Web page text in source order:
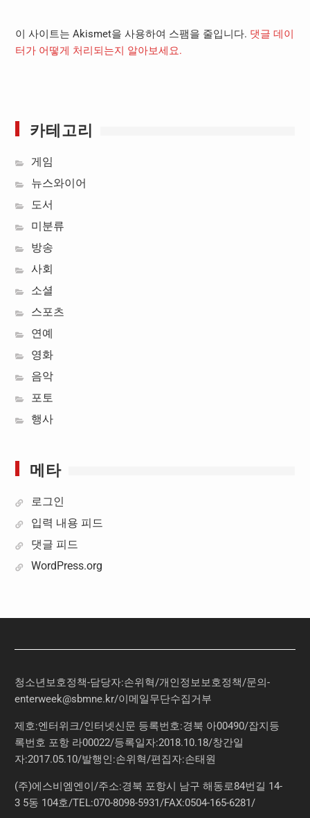
이 사이트는 Akismet을 사용하여 스팸을 줄입니다. 댓글 데이
터가 어떻게 처리되는지 알아보세요.
카테고리
게임
뉴스와이어
도서
미분류
방송
사회
소셜
스포츠
연예
영화
음악
포토
행사
메타
로그인
입력 내용 피드
댓글 피드
WordPress.org
청소년보호정책-담당자:손위혁/개인정보보호정책/문의-
enterweek@sbmne.kr/이메일무단수집거부
제호:엔터위크/인터넷신문 등록번호:경북 아00490/잡지등
록번호 포항 라00022/등록일자:2018.10.18/창간일
자:2017.05.10/발행인:손위혁/편집자:손태원
(주)에스비엠엔이/주소:경북 포항시 남구 해동로84번길 14-
3 5동 104호/TEL:070-8098-5931/FAX:0504-165-6281/